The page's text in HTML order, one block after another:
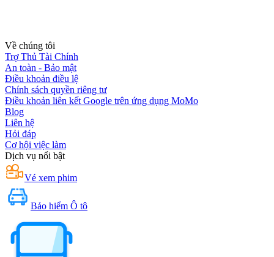
Về chúng tôi
Trợ Thủ Tài Chính
An toàn - Bảo mật
Điều khoản điều lệ
Chính sách quyền riêng tư
Điều khoản liên kết Google trên ứng dụng MoMo
Blog
Liên hệ
Hỏi đáp
Cơ hội việc làm
Dịch vụ nổi bật
Vé xem phim
Bảo hiểm Ô tô